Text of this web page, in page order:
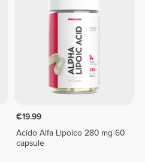
€19.99
Acido Alfa Lipoico 280 mg 60
capsule